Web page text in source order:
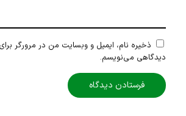
ذخیره نام، ایمیل و وبسایت من در مرورگر
دیدگاهی می‌نویسم.